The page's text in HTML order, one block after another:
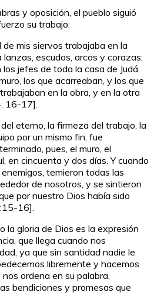
y oposición, el pueblo siguió
su trabajo:
de mis siervos trabajaba en la
escudos, arcos y corazas;
jefes de toda la casa de Judá.
los que acarreaban, y los que
en la obra, y en la otra
16-17].
eterno, la firmeza del trabajo, la
por un mismo fin, fue
pues, el muro, el
en cincuenta y dos días. Y cuando
temieron todas las
de nosotros, y se sintieron
por nuestro Dios había sido
16].
la gloria de Dios es la expresión
que llega cuando nos
ya que sin santidad nadie le
libremente y hacemos
ordena en su palabra,
bendiciones y promesas que